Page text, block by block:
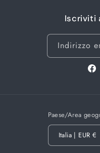
Iscriviti
Indirizzo
Paese/Area
Italia | EUR €